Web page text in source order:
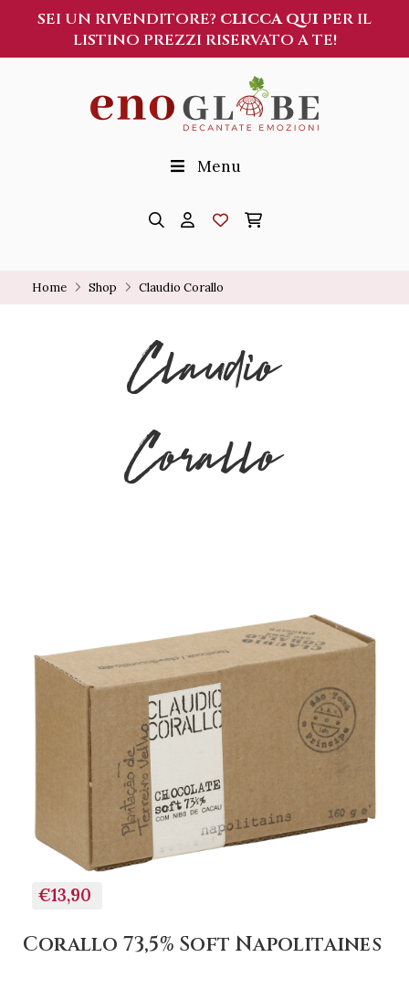
SEI UN RIVENDITORE? CLICCA QUI PER IL
LISTINO PREZZI RISERVATO A TE!
Menu
Home Shop Claudio Corallo
Claudio
Corallo
€13,90
Corallo 73,5% Soft Napolitaines